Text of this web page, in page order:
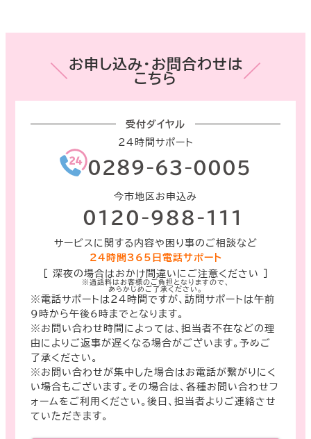
リ
リ
リ
リ
＼ お申し込み・お問合わせは
こちら
／
受付ダイヤル
24時間サポート
０２８９-63-0005
今市地区お申込み
０120-988-111
サービスに関する内容や困り事のご相談など
24時間365日電話サポート
［ 深夜の場合はおかけ間違いにご注意ください ］
※通話料はお客様のご負担となりますので、
あらかじめご了承ください。
※電話サポートは24時間ですが、訪問サポートは午前
9時から午後6時までとなります。
※お問い合わせ時間によっては、担当者不在などの理
由によりご返事が遅くなる場合がございます。予めご
了承ください。
※お問い合わせが集中した場合はお電話が繋がりにく
い場合もございます。その場合は、各種お問い合わせフ
ォームをご利用ください。後日、担当者よりご連絡させ
ていただきます。